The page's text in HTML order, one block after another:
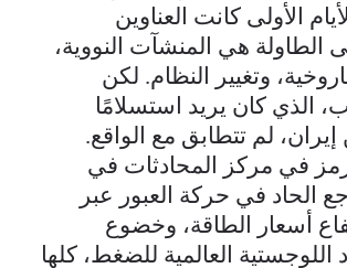
الأولى كانت العناوين
الطاولة هي المنشآت النووية،
وتغيير النظام. لكن
الذي كان يريد استسلامًا
إيران، لم تتطابق مع الواقع.
في مركز المحادثات في
الحاد في حركة العبور عبر
أسعار الطاقة، وخضوع
اللوجستية العالمية للضغط، كلها